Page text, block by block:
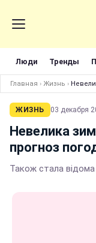
Люди Тренды
Главная › Жизнь ›
ЖИЗНЬ 03 декабря
Невелика
прогноз
Також стала відома